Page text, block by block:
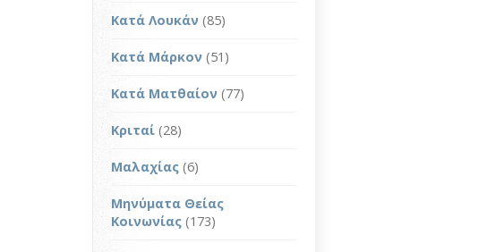
Κατά Λουκάν (85)
Κατά Μάρκον (51)
Κατά Ματθαίον (77)
Κριταί (28)
Μαλαχίας (6)
Μηνύματα Θείας
Κοινωνίας (173)